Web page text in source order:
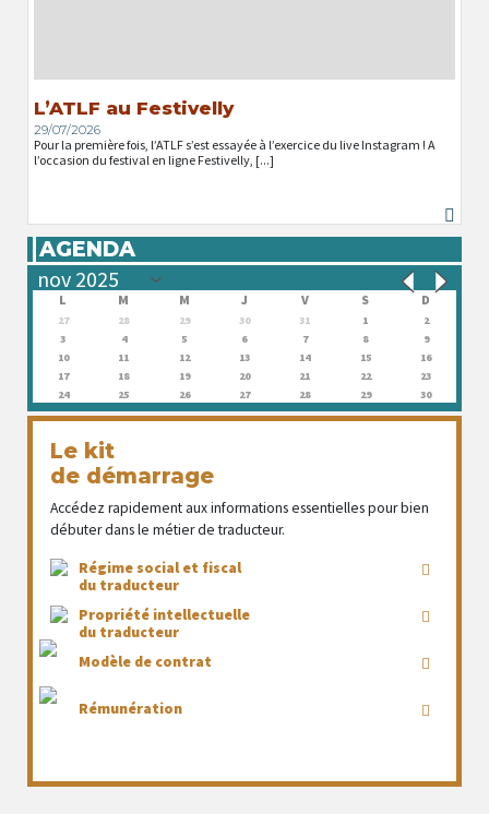
L’ATLF au Festivelly
29/07/2026
Pour la première fois, l’ATLF s’est essayée à l’exercice du live Instagram ! A
l’occasion du festival en ligne Festivelly, [...]
AGENDA
L M M J V S D
27 28 29 30 31 1
2
3
4 5 6 7 8
9
10
11 12 13 14 15
16
17
18 19 20 21 22
23
24
25 26 27 28 29 30
Le kit
de démarrage
Accédez rapidement aux informations essentielles pour bien
débuter dans le métier de traducteur.
Régime social et fiscal
du traducteur
Propriété intellectuelle
du traducteur
Modèle de contrat
Rémunération